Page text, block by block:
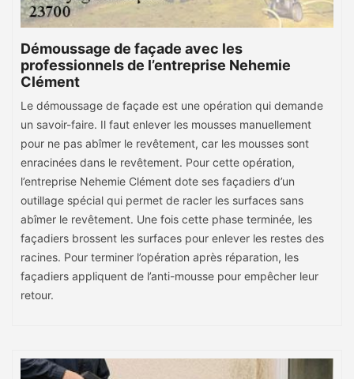
Démoussage de façade avec les
professionnels de l’entreprise Nehemie
Clément
Le démoussage de façade est une opération qui demande
un savoir-faire. Il faut enlever les mousses manuellement
pour ne pas abîmer le revêtement, car les mousses sont
enracinées dans le revêtement. Pour cette opération,
l’entreprise Nehemie Clément dote ses façadiers d’un
outillage spécial qui permet de racler les surfaces sans
abîmer le revêtement. Une fois cette phase terminée, les
façadiers brossent les surfaces pour enlever les restes des
racines. Pour terminer l’opération après réparation, les
façadiers appliquent de l’anti-mousse pour empêcher leur
retour.